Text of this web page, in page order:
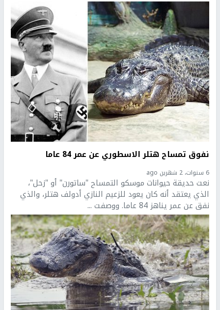
نفوق تمساح هتلر الاسطوري عن عمر 84 عاما
6 سنوات، 2 شهرين ago
نعت حديقة حيوانات موسكو التمساح "ساتورن" أو "زحل"،
الذي يعتقد أنه كان يعود للزعيم النازي أدولف هتلر، والذي
نفق عن عمر يناهز 84 عاما. ووصفت ...